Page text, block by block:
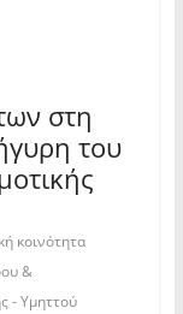
στη
του
κοινότητα
&
- Υμηττού